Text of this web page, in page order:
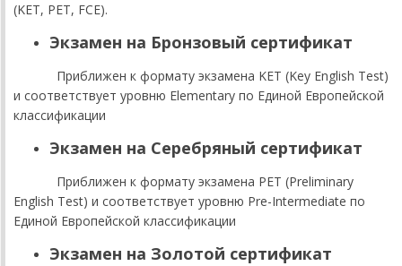
(KET, PET, FCE).
Экзамен на Бронзовый сертификат
Приближен к формату экзамена KET (Key English Test)
и соответствует уровню Elementary по Единой Европейской
классификации
Экзамен на Серебряный сертификат
Приближен к формату экзамена PET (Preliminary
English Test) и соответствует уровню Pre-Intermediate по
Единой Европейской классификации
Экзамен на Золотой сертификат